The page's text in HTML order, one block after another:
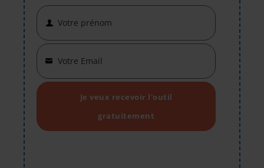
First
Name
Votre prénom
Your
email
Votre Email
Je veux recevoir l'outil
gratuitement